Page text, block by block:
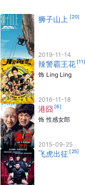
狮子山上 [20]
2019-11-14
辣警霸王花 [11
饰 Ling Ling
2016-11-18
港囧 [6]
饰 性感女郎
2015-09-25
飞虎出征 [25]